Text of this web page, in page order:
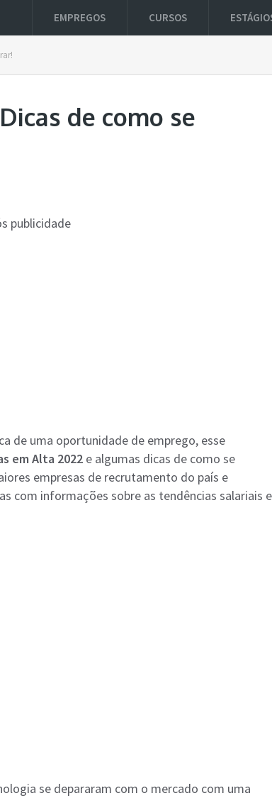
EMPREGOS CURSOS
de como se
publicidade
de uma oportunidade de emprego, esse
em Alta 2022 e algumas dicas de como se
empresas de recrutamento do país e
com informações sobre as tendências salariais e
se depararam com o mercado com uma